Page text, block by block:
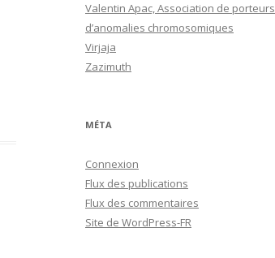
Valentin Apac, Association de porteurs
d’anomalies chromosomiques
Virjaja
Zazimuth
MÉTA
Connexion
Flux des publications
Flux des commentaires
Site de WordPress-FR